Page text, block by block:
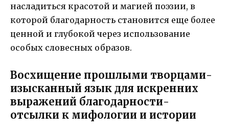
насладиться красотой и магией поэзии, в
которой благодарность становится еще более
ценной и глубокой через использование
особых словесных образов.
Восхищение прошлыми творцами-
изысканный язык для искренних
выражений благодарности-
отсылки к мифологии и истории